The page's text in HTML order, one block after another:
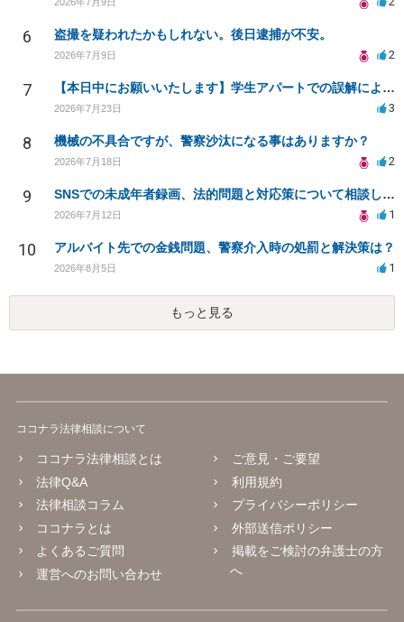
6 盗撮を疑われたかもしれない。後日逮捕が不安。
2026年7月9日 2
7 【本日中にお願いいたします】学生アパートでの誤解による窃盗疑惑、今後の対応策は？
2026年7月23日 3
8 機械の不具合ですが、警察沙汰になる事はありますか？
2026年7月18日 2
9 SNSでの未成年者録画、法的問題と対応策について相談したい
2026年7月12日 1
10 アルバイト先での金銭問題、警察介入時の処罰と解決策は？
2026年8月5日 1
もっと見る
ココナラ法律相談について
ココナラ法律相談とは
法律Q&A
法律相談コラム
ココナラとは
よくあるご質問
運営へのお問い合わせ
ご意見・ご要望
利用規約
プライバシーポリシー
外部送信ポリシー
掲載をご検討の弁護士の方
へ